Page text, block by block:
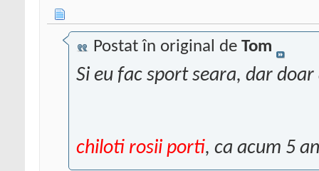
Postat în original de Tom
Si eu fac sport seara, dar doar
chiloti rosii porti, ca acum 5